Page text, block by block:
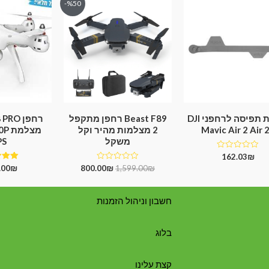
חגורת תפיסה לרחפני DJI
Mavic Air 2 Air
דורג162.03₪
%50-
Beast F89 רחפן מתקפל
2 מצלמות מהיר וקל
משקל
דורג
5
1,599.00₪
800.00₪
₪
חשבון וניהול הזמנות
בלוג
קצת עלינו